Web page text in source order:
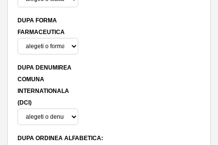
DUPA FORMA
FARMACEUTICA
DUPA DENUMIREA
COMUNA
INTERNATIONALA
(DCI)
DUPA ORDINEA ALFABETICA: